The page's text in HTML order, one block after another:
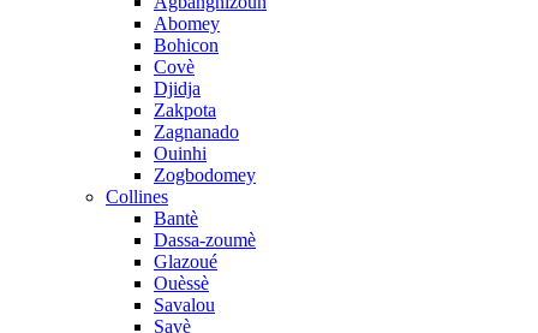
Abomey
Bohicon
Covè
Djidja
Zakpota
Zagnanado
Ouinhi
Zogbodomey
Collines
Bantè
Dassa-zoumè
Glazoué
Ouèssè
Savalou
Savè